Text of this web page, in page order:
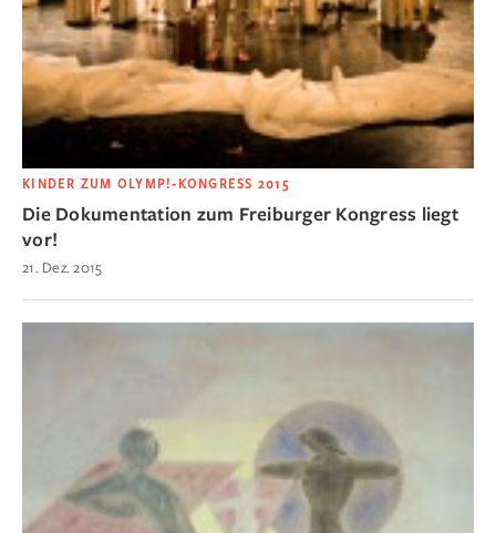
KINDER ZUM OLYMP!-KONGRESS 2015
Die Dokumentation zum Freiburger Kongress liegt
vor!
21. Dez. 2015